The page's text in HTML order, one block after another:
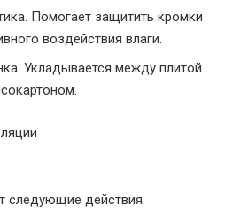
Помогает защитить кромки
воздействия влаги.
Укладывается между плитой
следующие действия: